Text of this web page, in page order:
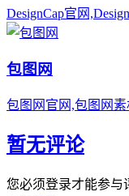
DesignCap官网
包图网
包图网官网,包图网
暂无评论
您必须登录才能参与